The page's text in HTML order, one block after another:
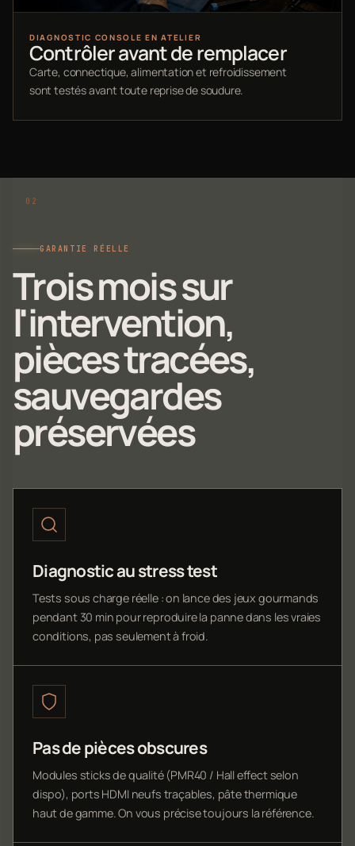
DIAGNOSTIC CONSOLE EN ATELIER
Contrôler avant de remplacer
Carte, connectique, alimentation et refroidissement
sont testés avant toute reprise de soudure.
GARANTIE RÉELLE
Trois mois sur
l'intervention,
pièces tracées,
sauvegardes
préservées
Diagnostic au stress test
Tests sous charge réelle : on lance des jeux gourmands
pendant 30 min pour reproduire la panne dans les vraies
conditions, pas seulement à froid.
Pas de pièces obscures
Modules sticks de qualité (PMR40 / Hall effect selon
dispo), ports HDMI neufs traçables, pâte thermique
haut de gamme. On vous précise toujours la référence.